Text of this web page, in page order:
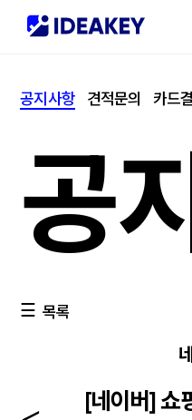
고객센터
공지사항 견적문의 카드
공
목록
[네이버] 쇼